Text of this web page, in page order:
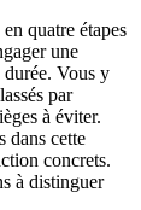
quatre étapes
une
Vous y
par
à éviter.
dans cette
concrets.
à distinguer